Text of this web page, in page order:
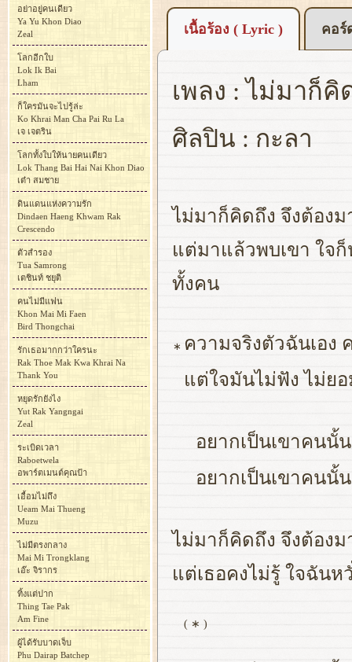
เนื้อร้อง ( Lyric ) คอร์
เพลง : ไม่มาก็คิ
ศิลปิน : กะลา
ไม่มาก็คิดถึง จึงต้องม
แต่มาแล้วพบเขา ใจ
ทั้งคน
∗ ความจริงตัวฉันเอง
แต่ใจมันไม่ฟัง ไม่ย
อยากเป็นเขาคนนั้
อยากเป็นเขาคนนั้
ไม่มาก็คิดถึง จึงต้องม
แต่เธอคงไม่รู้ ใจฉันห
( ∗ )
อย่าอยู่คนเดียว
Ya Yu Khon Diao
Zeal
โลกอีกใบ
Lok Ik Bai
Lham
ก็ใครมันจะไปรู้ล่ะ
Ko Khrai Man Cha Pai Ru La
เจ เจตริน
โลกทั้งใบให้นายคนเดียว
Lok Thang Bai Hai Nai Khon Diao
เต๋า สมชาย
ดินแดนแห่งความรัก
Dindaen Haeng Khwam Rak
Crescendo
ตัวสำรอง
Tua Samrong
เตชินท์ ชยุติ
คนไม่มีแฟน
Khon Mai Mi Faen
Bird Thongchai
รักเธอมากกว่าใครนะ
Rak Thoe Mak Kwa Khrai Na
Thank You
หยุดรักยังไง
Yut Rak Yangngai
Zeal
ระเบิดเวลา
Raboetwela
อพาร์ตเมนต์คุณป้า
เอื้อมไม่ถึง
Ueam Mai Thueng
Muzu
ไม่มีตรงกลาง
Mai Mi Trongklang
เอ๊ะ จิรากร
ทิ้งแต่ปาก
Thing Tae Pak
Am Fine
ผู้ได้รับบาดเจ็บ
Phu Dairap Batchep